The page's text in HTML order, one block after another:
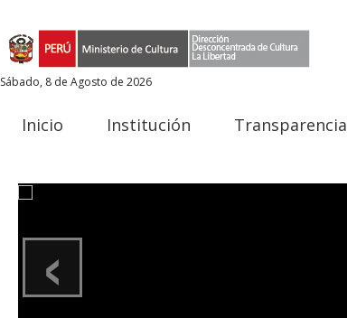
Sábado, 8 de Agosto de 2026
Inicio Institución Transparencia
‹